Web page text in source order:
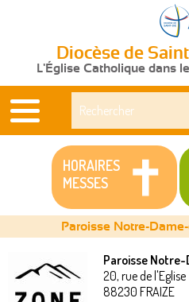
Diocèse de
L'Église Catholique dans
HORAIRES
MESSES
Vous
Paroisse Notre-
Paroisse
20, rue de l'Eglise
88230 FRAIZE